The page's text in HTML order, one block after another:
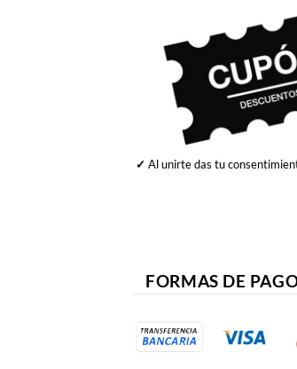
✓ Al unirte das tu
FORMAS DE